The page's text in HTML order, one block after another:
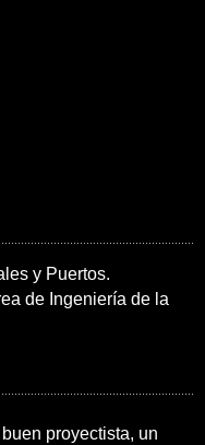
y Puertos.
de Ingeniería de la
proyectista, un